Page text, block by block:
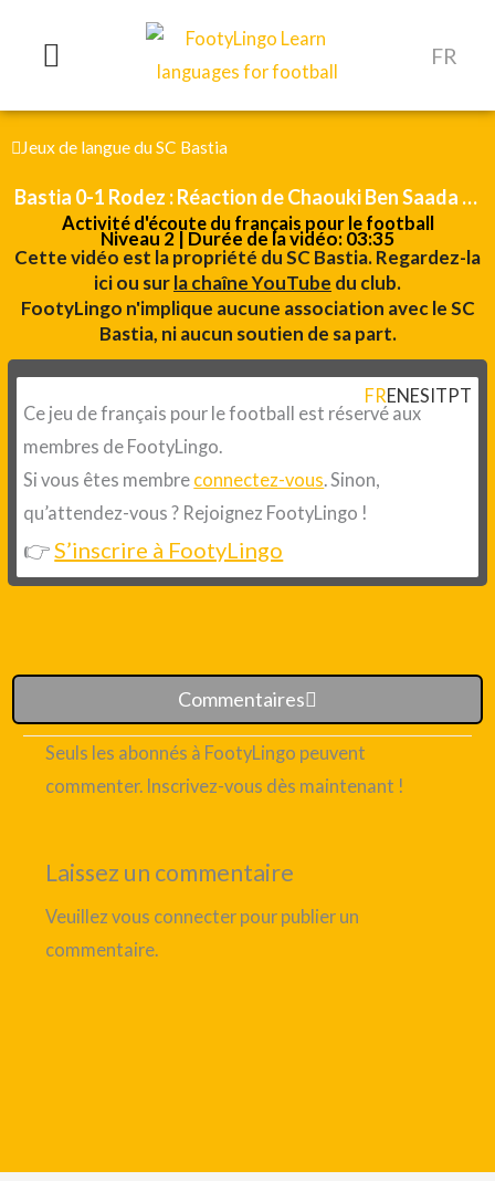
FR
Jeux de langue du SC Bastia
Bastia 0-1 Rodez : Réaction de Chaouki Ben Saada et
Gary Coulibaly
Activité d'écoute du français pour le football
Niveau 2 | Durée de la vidéo: 03:35
Cette vidéo est la propriété du SC Bastia. Regardez-la
ici ou surla chaîne YouTube du club.
FootyLingo n'implique aucune association avec le SC
Bastia, ni aucun soutien de sa part.
FRENESITPT
Ce jeu de français pour le football est réservé aux
membres de FootyLingo.
Si vous êtes membre connectez-vous . Sinon,
qu’attendez-vous ? Rejoignez FootyLingo !
👉S’inscrire à FootyLingo
Commentaires
Seuls les abonnés à FootyLingo peuvent
commenter. Inscrivez-vous dès maintenant !
Laissez un commentaire
Veuillez vous connecter pour publier un
commentaire.